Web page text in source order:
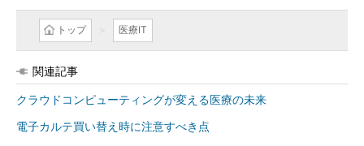
トップ 医療IT
関連記事
クラウドコンピューティングが変える医療の未来
電子カルテ買い替え時に注意すべき点